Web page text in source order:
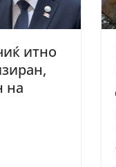
итно
на